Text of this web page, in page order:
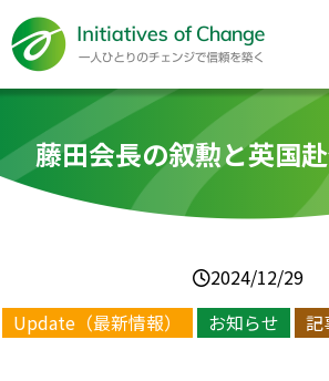
藤田会長の叙勲と英国
2024/12/29
Update（最新情報）
お知らせ 記